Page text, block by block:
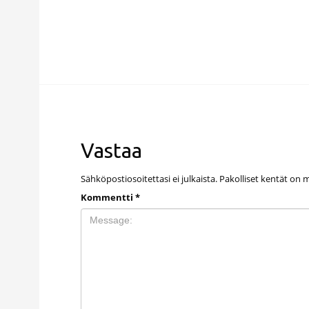
Vastaa
Sähköpostiosoitettasi ei julkaista. Pakolliset kentät on
Kommentti *